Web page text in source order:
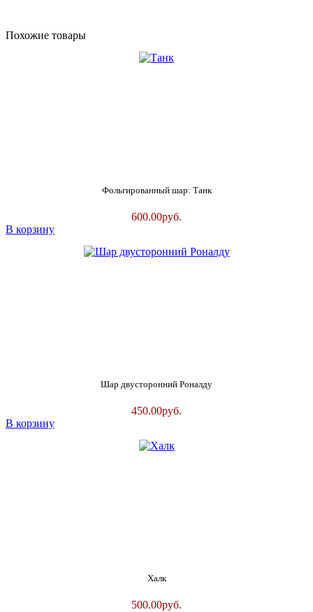
Похожие товары
Фольгированный шар: Танк
600.00руб.
В корзину
Шар двусторонний Роналду
450.00руб.
В корзину
Халк
500.00руб.